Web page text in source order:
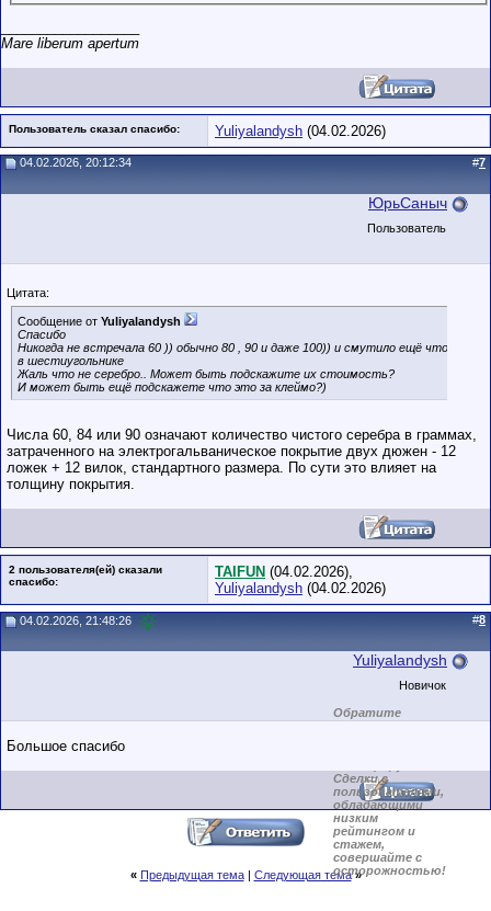
Mare liberum apertum
Пользователь сказал cпасибо: Yuliyalandysh (04.02.2026)
04.02.2026, 20:12:34 #7
ЮрьСаныч
Пользователь
Цитата:
Сообщение от Yuliyalandysh
Спасибо
Никогда не встречала 60 )) обычно 80 , 90 и даже 100)) и смутило ещё что
в шестиугольнике
Жаль что не серебро.. Может быть подскажите их стоимость?
И может быть ещё подскажете что это за клеймо?)
Числа 60, 84 или 90 означают количество чистого серебра в граммах,
затраченного на электрогальваническое покрытие двух дюжен - 12
ложек + 12 вилок, стандартного размера. По сути это влияет на
толщину покрытия.
2 пользователя(ей) сказали
cпасибо:
TAIFUN (04.02.2026),
Yuliyalandysh (04.02.2026)
04.02.2026, 21:48:26 #8
Yuliyalandysh
Новичок
Обратите
внимание на
Сделки с
пользователями,
обладающими
низким
рейтингом и
стажем,
совершайте с
осторожностью!
Большое спасибо
« Предыдущая тема| Следующая тема »